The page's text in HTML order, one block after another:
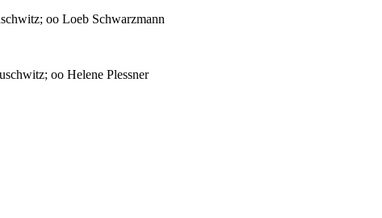
oo Loeb Schwarzmann
oo Helene Plessner